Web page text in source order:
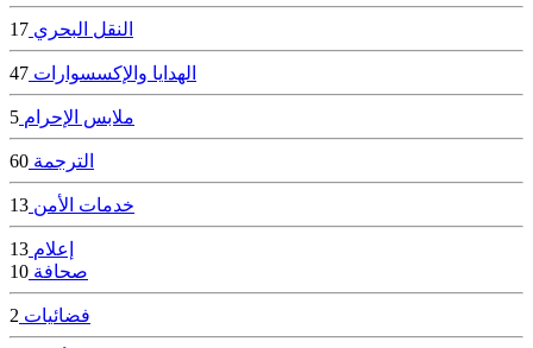
النقل البحري 17
الهدايا والإكسسوارات 47
ملابس الإحرام 5
الترجمة 60
خدمات الأمن 13
إعلام 13
صحافة 10
فضائيات 2